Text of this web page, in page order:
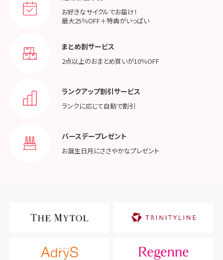
お好きなサイクルでお届け！
最大25％OFF＋特典がいっぱい
まとめ割サービス
2点以上のおまとめ買いが10％OFF
ランクアップ割引サービス
ランクに応じて自動で割引
バースデープレゼント
お誕生日月にささやかなプレゼント